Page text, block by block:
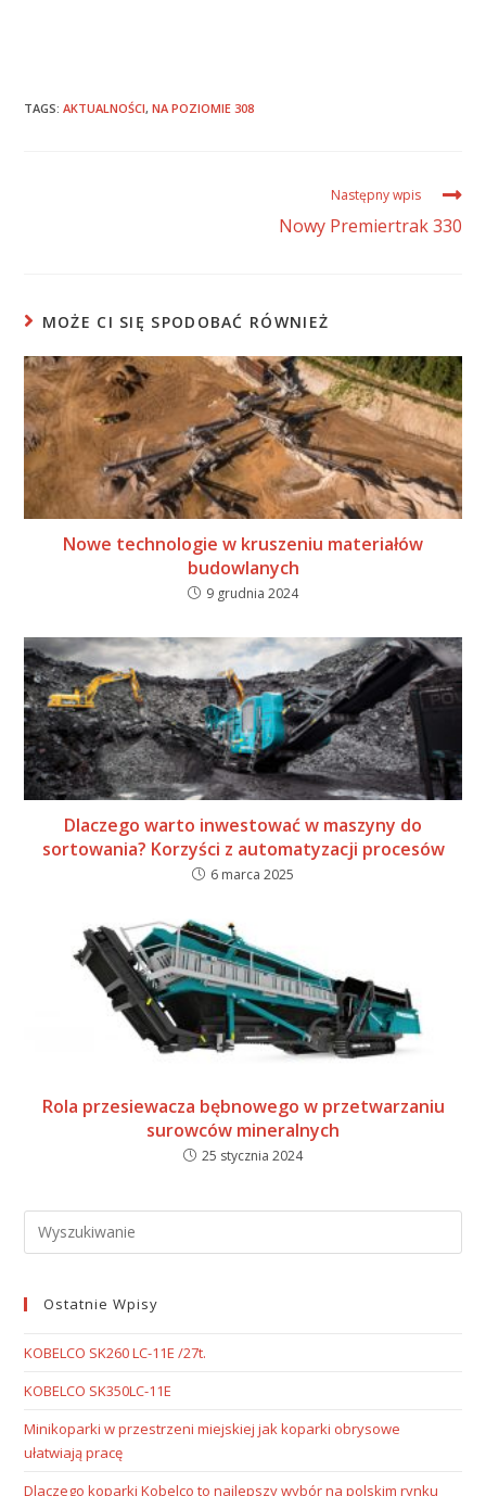
TAGS:AKTUALNOŚCI, NA POZIOMIE 308
Następny wpis
Nowy Premiertrak 330
MOŻE CI SIĘ SPODOBAĆ RÓWNIEŻ
Nowe technologie w kruszeniu materiałów
budowlanych
9 grudnia 2024
Dlaczego warto inwestować w maszyny do
sortowania? Korzyści z automatyzacji procesów
6 marca 2025
Rola przesiewacza bębnowego w przetwarzaniu
surowców mineralnych
25 stycznia 2024
Ostatnie Wpisy
KOBELCO SK260 LC-11E /27t.
KOBELCO SK350LC-11E
Minikoparki w przestrzeni miejskiej jak koparki obrysowe
ułatwiają pracę
Dlaczego koparki Kobelco to najlepszy wybór na polskim rynku